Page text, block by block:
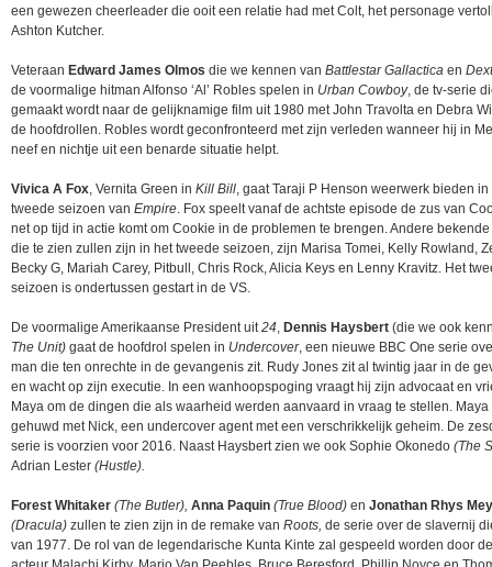
een gewezen cheerleader die ooit een relatie had met Colt, het personage
Ashton Kutcher.
Veteraan Edward James Olmos die we kennen van Battlestar Gallactica en
de voormalige hitman Alfonso ‘Al’ Robles spelen in Urban Cowboy, de tv-serie
gemaakt wordt naar de gelijknamige film uit 1980 met John Travolta en Debra
de hoofdrollen. Robles wordt geconfronteerd met zijn verleden wanneer hij in
neef en nichtje uit een benarde situatie helpt.
Vivica A Fox, Vernita Green in Kill Bill, gaat Taraji P Henson weerwerk bieden in
tweede seizoen van Empire. Fox speelt vanaf de achtste episode de zus van
net op tijd in actie komt om Cookie in de problemen te brengen. Andere
die te zien zullen zijn in het tweede seizoen, zijn Marisa Tomei, Kelly Rowland,
Becky G, Mariah Carey, Pitbull, Chris Rock, Alicia Keys en Lenny Kravitz. Het
seizoen is ondertussen gestart in de VS.
De voormalige Amerikaanse President uit24, Dennis Haysbert (die we ook
The Unit) gaat de hoofdrol spelen in Undercover, een nieuwe BBC One serie
man die ten onrechte in de gevangenis zit. Rudy Jones zit al twintig jaar in de
en wacht op zijn executie. In een wanhoopspoging vraagt hij zijn advocaat en
Maya om de dingen die als waarheid werden aanvaard in vraag te stellen. Maya
gehuwd met Nick, een undercover agent met een verschrikkelijk geheim. De
serie is voorzien voor 2016. Naast Haysbert zien we ook Sophie Okonedo (The
Adrian Lester (Hustle).
Forest Whitaker (The Butler), Anna Paquin (True Blood) en Jonathan Rhys
(Dracula) zullen te zien zijn in de remake van Roots, de serie over de slavernij
van 1977. De rol van de legendarische Kunta Kinte zal gespeeld worden door